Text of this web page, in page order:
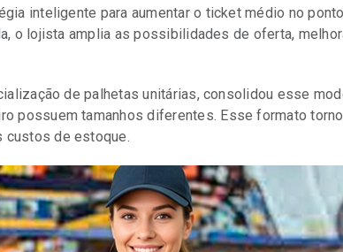
inteligente para aumentar o ticket médio no
o lojista amplia as possibilidades de oferta,
de palhetas unitárias, consolidou esse
possuem tamanhos diferentes. Esse formato
custos de estoque.